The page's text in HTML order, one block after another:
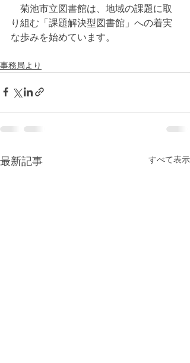
菊池市立図書館は、地域の課題に取
り組む「課題解決型図書館」への着実
な歩みを始めています。
事務局より
最新記事 すべて表示